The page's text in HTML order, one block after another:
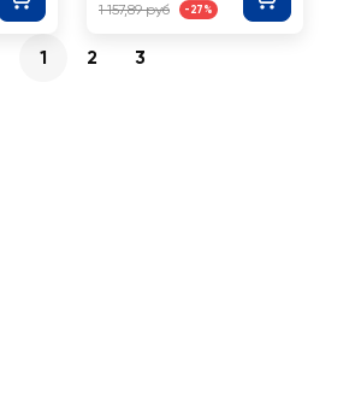
1 157,89 руб -27%
1 2
3